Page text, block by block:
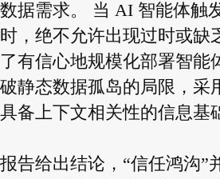
数据需求。 当 AI 智能体触
时，绝不允许出现过时或缺
了有信心地规模化部署智能
破静态数据孤岛的局限，采
具备上下文相关性的信息基
报告给出结论，“信任鸿沟”